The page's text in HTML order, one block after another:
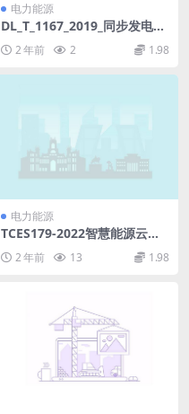
电力能源
DL_T_1167_2019_同步发电机
励磁系统建模导则_代替DL_T_
1167_2012.pdf
2 年前 2 1.98
电力能源
TCES179-2022智慧能源云平
f
2 年前 13 1.98